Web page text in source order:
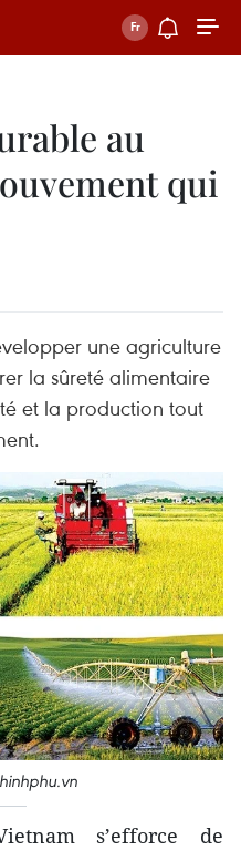
au
qui
une agriculture
la sûreté alimentaire
et la production tout
s’efforce de